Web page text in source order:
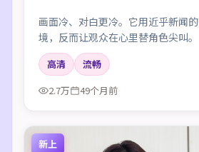
画面冷、对白更冷。它用近乎新闻
境，反而让观众在心里替角色尖叫。
高清
流畅
2.7万
49个月前
新上